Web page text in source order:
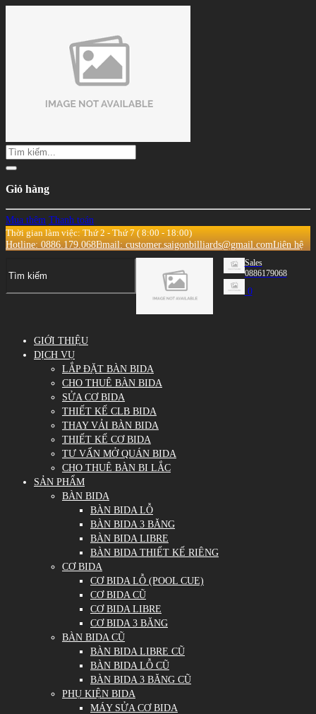
Giỏ hàng
Mua thêm Thanh toán
Thời gian làm việc: Thứ 2 - Thứ 7 ( 8:00 - 18:00)
Hotline: 0886.179.068Email: customer.saigonbilliards@gmail.comLiên hệ
Sales
0886179068
0
GIỚI THIỆU
DỊCH VỤ
LẮP ĐẶT BÀN BIDA
CHO THUÊ BÀN BIDA
SỬA CƠ BIDA
THIẾT KẾ CLB BIDA
THAY VẢI BÀN BIDA
THIẾT KẾ CƠ BIDA
TƯ VẤN MỞ QUÁN BIDA
CHO THUÊ BÀN BI LẮC
SẢN PHẨM
BÀN BIDA
BÀN BIDA LỖ
BÀN BIDA 3 BĂNG
BÀN BIDA LIBRE
BÀN BIDA THIẾT KẾ RIÊNG
CƠ BIDA
CƠ BIDA LỖ (POOL CUE)
CƠ BIDA CŨ
CƠ BIDA LIBRE
CƠ BIDA 3 BĂNG
BÀN BIDA CŨ
BÀN BIDA LIBRE CŨ
BÀN BIDA LỖ CŨ
BÀN BIDA 3 BĂNG CŨ
PHỤ KIỆN BIDA
MÁY SỬA CƠ BIDA